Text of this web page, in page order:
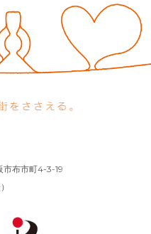
布市町4-3-19